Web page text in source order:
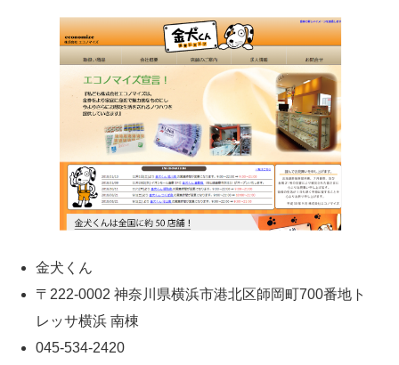
金犬くん
〒222-0002 神奈川県横浜市港北区師岡町700番地ト
レッサ横浜 南棟
045-534-2420